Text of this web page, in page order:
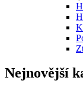
Nejnovější